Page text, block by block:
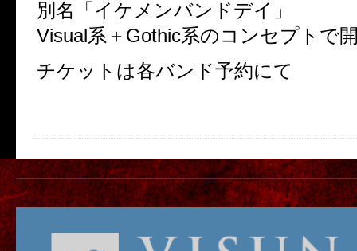
別名「イケメンバンドデイ」
Visual系＋Gothic系のコンセプトで
チケットは各バンド予約にて